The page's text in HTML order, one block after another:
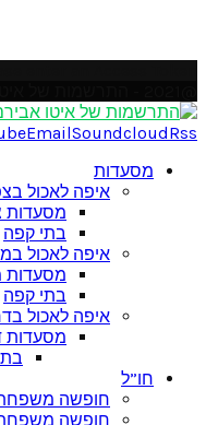
EmailSoundcloudRss
מסעדות
איפה לאכול
מסעדות
בתי קפה
איפה לאכול
מסעדות
בתי קפה
איפה לאכול
מסעדות
חו”ל
חופשה
חופשה